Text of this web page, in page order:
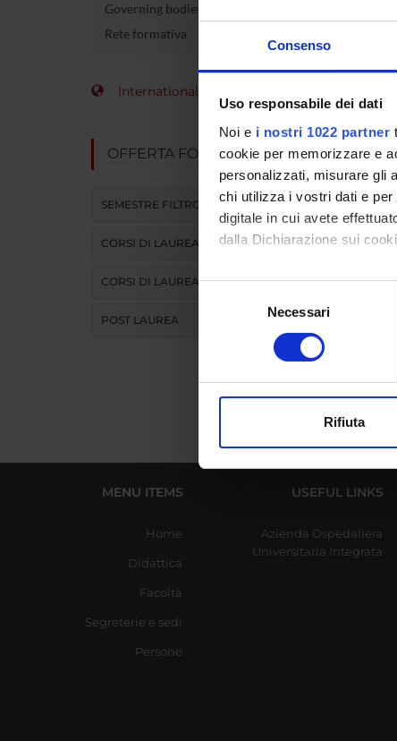
Consenso
Uso responsabile dei dati
Noi e i nostri 1022 partner
cookie per memorizzare e
personalizzati, misurare gli
chi utilizza i vostri dati e
digitale in cui avete
dalla Dichiarazione sui
Con il tuo consenso,
raccogliere
digitali).
modificare o ritirare il tuo
che hanno raccolto dal tuo
Selezione
Necessari
Rifiuta
Governing bodies
Rete formativa
International Students
OFFERTA FORMATIVA
SEMESTRE FILTRO
CORSI DI LAUREA
CORSI DI LAUREA MAGISTRALE
POST LAUREA
MENU ITEMS
Home
Didattica
Facoltà
Segreterie e sedi
Persone
USEFUL LINKS
Azienda Ospedaliera
Universitaria Integrata